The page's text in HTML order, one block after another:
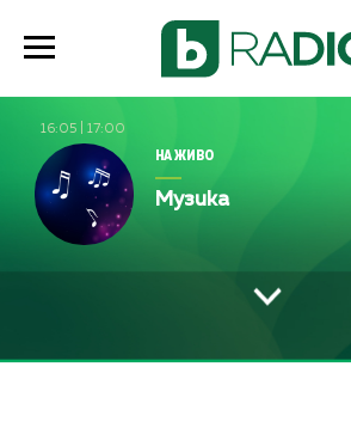
16:05 17:00
НА ЖИВО
Музика